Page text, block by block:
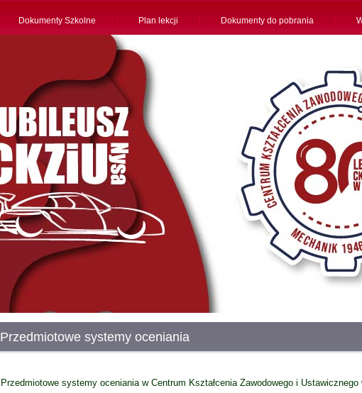
Dokumenty Szkolne Plan lekcji Dokumenty do pobrania
Przedmiotowe systemy oceniania
Przedmiotowe systemy oceniania w Centrum Kształcenia Zawodowego i Ustawicznego